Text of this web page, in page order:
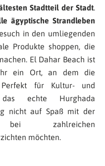
Stadtteil der Stadt.
ägyptische Strandleben
in den umliegenden
Produkte shoppen, die
El Dahar Beach ist
ein Ort, an dem die
Perfekt für Kultur- und
das echte Hurghada
nicht auf Spaß mit der
zahlreichen
möchten.